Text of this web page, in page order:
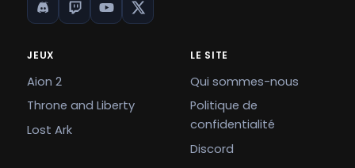
JEUX
Aion 2
Throne and Liberty
Lost Ark
LE SITE
Qui sommes-nous
Politique de
confidentialité
Discord